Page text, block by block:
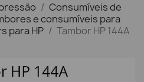
Consumíveis de
e consumíveis para
para HP
Tambor HP 144A